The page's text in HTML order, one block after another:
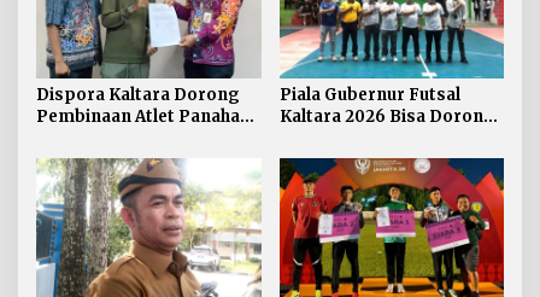
Dispora Kaltara Dorong
Pembinaan Atlet Panahan
Piala Gubernur Futsal
Kaltara 2026 Bisa Dorong
Daerah